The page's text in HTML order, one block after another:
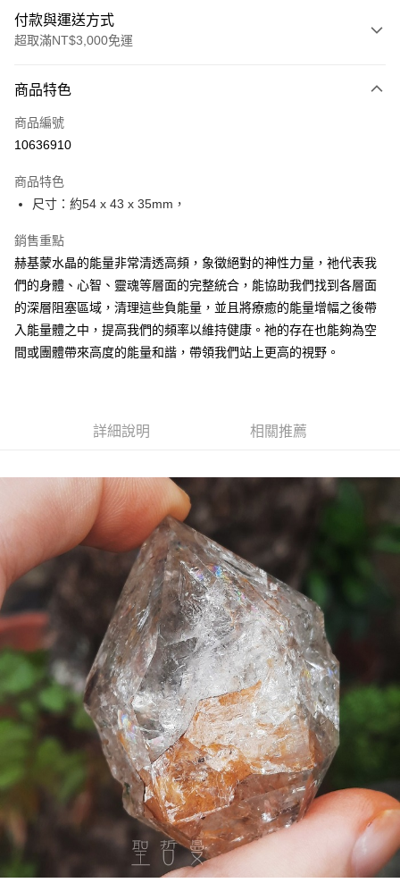
付款與運送方式
超取滿NT$3,000免運
信用卡一次付款
超商取貨付款
Apple Pay
街口支付
悠遊付
ATM付款
賣家宅配幫您送（台灣）
每筆NT$80，滿NT$3,000(含以上)免運費
郵局幫你送（離島）
每筆NT$80，滿NT$3,000(含以上)免運費
免運費
商品特色
商品編號
10636910
商品特色
尺寸：約54 x 43 x 35mm，
銷售重點
赫基蒙水晶的能量非常清透高頻，象徵絕對的神性力量，祂代表我
們的身體、心智、靈魂等層面的完整統合，能協助我們找到各層面
的深層阻塞區域，清理這些負能量，並且將療癒的能量增幅之後帶
入能量體之中，提高我們的頻率以維持健康。祂的存在也能夠為空
間或團體帶來高度的能量和諧，帶領我們站上更高的視野。
詳細說明 相關推薦